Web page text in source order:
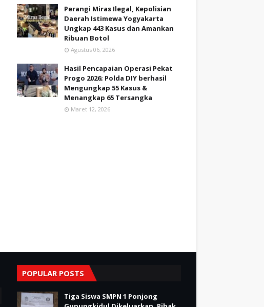
Perangi Miras Ilegal, Kepolisian
Daerah Istimewa Yogyakarta
Ungkap 443 Kasus dan Amankan
Ribuan Botol
Agustus 06, 2026
Hasil Pencapaian Operasi Pekat
Progo 2026; Polda DIY berhasil
Mengungkap 55 Kasus &
Menangkap 65 Tersangka
Maret 12, 2026
POPULAR POSTS
Tiga Siswa SMPN 1 Ponjong